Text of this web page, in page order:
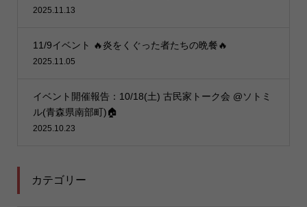
2025.11.13
11/9イベント 🔥炎をくぐった者たちの晩餐🔥
2025.11.05
イベント開催報告：10/18(土) 古民家トーク会 @ソトミ
ル(青森県南部町)🏠
2025.10.23
カテゴリー